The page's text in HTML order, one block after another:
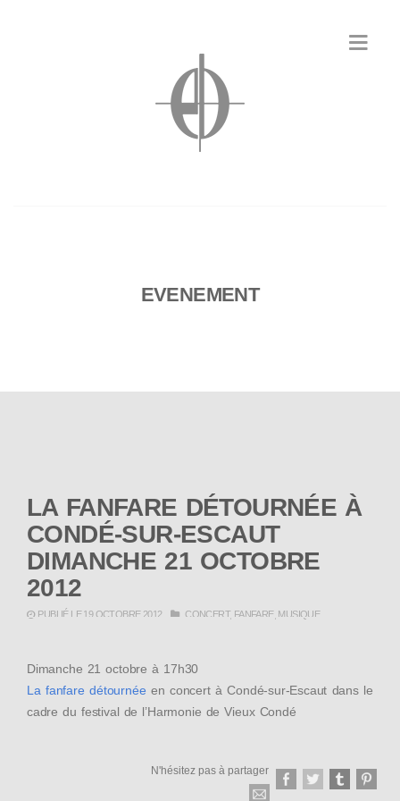
EVENEMENT
LA FANFARE DÉTOURNÉE À
CONDÉ-SUR-ESCAUT
DIMANCHE 21 OCTOBRE
2012
PUBLIÉ LE 19 OCTOBRE 2012 CONCERT, FANFARE, MUSIQUE
Dimanche 21 octobre à 17h30
La fanfare détournée en concert à Condé-sur-Escaut dans le
cadre du festival de l’Harmonie de Vieux Condé
N'hésitez pas à partager